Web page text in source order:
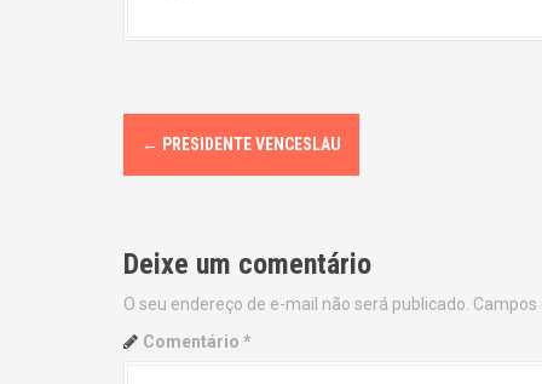
P
o
t
n
← PRESIDENTE VENCESLAU
Deixe um comentário
O seu endereço de e-mail não será publicado.
Comentário *